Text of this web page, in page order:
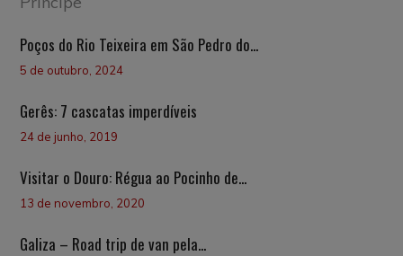
Poços do Rio Teixeira em São Pedro do...
5 de outubro, 2024
Gerês: 7 cascatas imperdíveis
24 de junho, 2019
Visitar o Douro: Régua ao Pocinho de...
13 de novembro, 2020
Galiza – Road trip de van pela...